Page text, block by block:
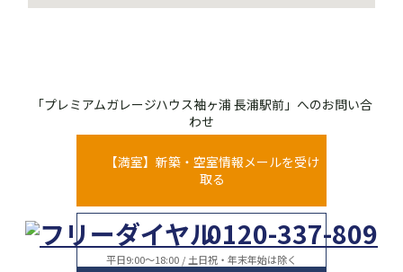
「プレミアムガレージハウス袖ヶ浦 長浦駅前」へのお問い合
わせ
【満室】新築・空室情報メールを受け
取る
0120-337-809
平日9:00～18:00 / 土日祝・年末年始は除く